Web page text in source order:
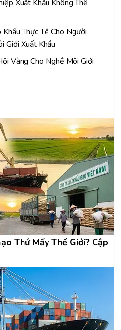
Xuất Khẩu Không Thể
Thực Tế Cho Người
Giới Xuất Khẩu
Vàng Cho Nghề Môi Giới
Thứ Mấy Thế Giới? Cập